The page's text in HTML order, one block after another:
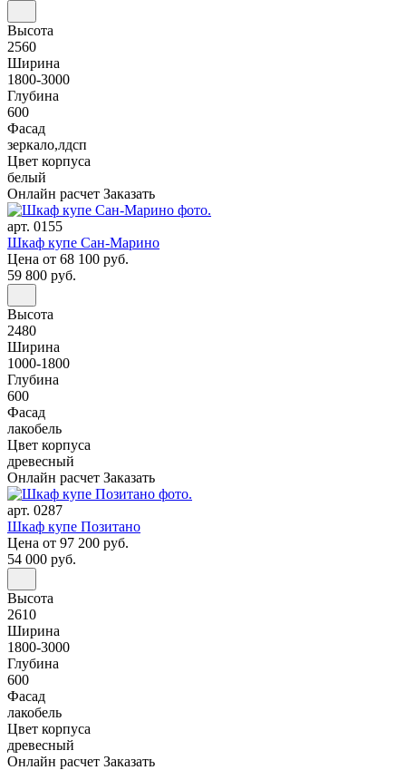
Высота
2560
Ширина
1800-3000
Глубина
600
Фасад
зеркало,лдсп
Цвет корпуса
белый
Онлайн расчет Заказать
арт. 0155
Шкаф купе Сан-Марино
Цена от 68 100 руб.
59 800 руб.
Высота
2480
Ширина
1000-1800
Глубина
600
Фасад
лакобель
Цвет корпуса
древесный
Онлайн расчет Заказать
арт. 0287
Шкаф купе Позитано
Цена от 97 200 руб.
54 000 руб.
Высота
2610
Ширина
1800-3000
Глубина
600
Фасад
лакобель
Цвет корпуса
древесный
Онлайн расчет Заказать